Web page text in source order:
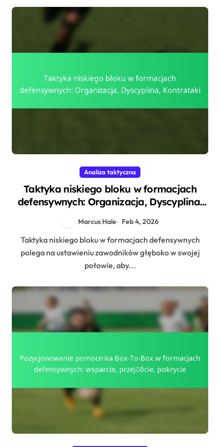
Analiza taktyczna
Taktyka niskiego bloku w formacjach
defensywnych: Organizacja, Dyscyplina,
Marcus Hale Feb 4, 2026
Taktyka niskiego bloku w formacjach defensywnych
polega na ustawieniu zawodników głęboko w swojej
połowie, aby...